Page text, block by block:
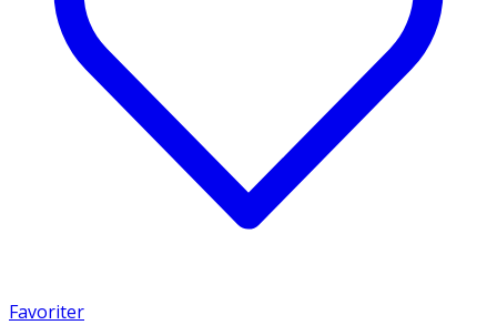
Favoriter